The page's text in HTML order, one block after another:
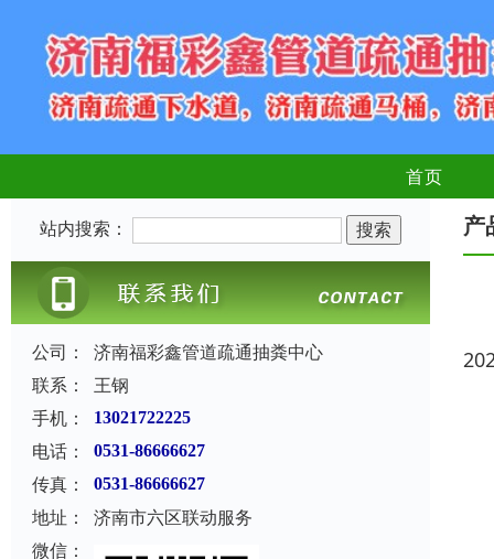
首页
站内搜索：
公司：
济南福彩鑫管道疏通抽粪中心
联系：
王钢
手机：
13021722225
电话： 0531-86666627
传真： 0531-86666627
地址：
济南市六区联动服务
微信：
产